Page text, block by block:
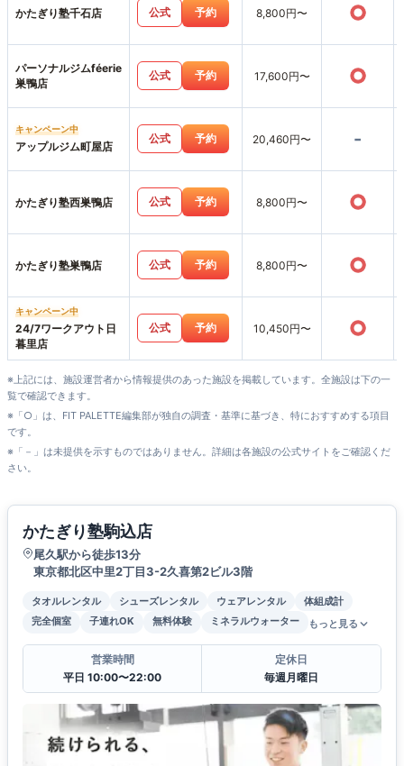
かたぎり塾千石店 公式 予約 8,800円〜 ○
パーソナルジムféerie
巣鴨店
公式 予約 17,600円〜 ○
キャンペーン中
アップルジム町屋店
公式 予約 20,460円〜 -
かたぎり塾西巣鴨店 公式 予約 8,800円〜 ○
かたぎり塾巣鴨店 公式 予約 8,800円〜 ○
キャンペーン中
24/7ワークアウト日
暮里店
公式 予約 10,450円〜 ○
※上記には、施設運営者から情報提供のあった施設を掲載しています。全施設は下の一
覧で確認できます。
※「○」は、FIT PALETTE編集部が独自の調査・基準に基づき、特におすすめする項目
です。
※「－」は未提供を示すものではありません。詳細は各施設の公式サイトをご確認くだ
さい。
かたぎり塾駒込店
尾久駅から徒歩13分
東京都北区中里2丁目3-2久喜第2ビル3階
タオルレンタル シューズレンタル ウェアレンタル
体組成計
完全個室
子連れOK 無料体験 ミネラルウォーター もっと見る
営業時間
平日 10:00〜22:00
定休日
毎週月曜日